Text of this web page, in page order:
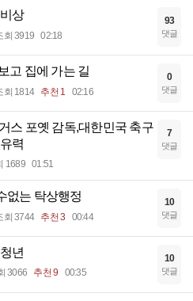
상
회 3919 02:18
93
댓글
고 집에 가는 길
회 1814 추천 1 02:16
0
댓글
스 포옛 감독,대한민국 축구
력
1689 01:51
7
댓글
없는 탁상행정
회 3744 추천 3 00:44
10
댓글
년
3066 추천 9 00:35
10
댓글